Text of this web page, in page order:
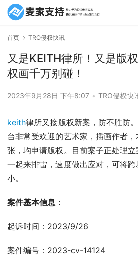
首页 TRO侵权快讯
又是KEITH律所！又是版
权画千万别碰！
2023年9月28日 下午8:07 • TRO侵权快
keith律所又接版权新案，防不胜防
台非常受欢迎的艺术家，插画作者
张，均申请版权。目前案子正处理
一起来排雷，速度做出应对，可将
小。
案件基本信息：
起诉时间：2023/9/26
案件编号：2023-cv-14124